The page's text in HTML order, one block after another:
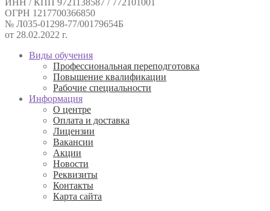
ИНН / КПП 9721138587 / 772101001
ОГРН 1217700366850
№ Л035-01298-77/00179654Б
от 28.02.2022 г.
Виды обучения
Профессиональная переподготовка
Повышение квалификации
Рабочие специальности
Информация
О центре
Оплата и доставка
Лицензии
Вакансии
Акции
Новости
Реквизиты
Контакты
Карта сайта